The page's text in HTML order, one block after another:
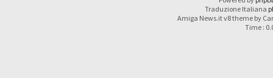
Traduzione Italiana
Amiga News.it v8 theme by
Time :